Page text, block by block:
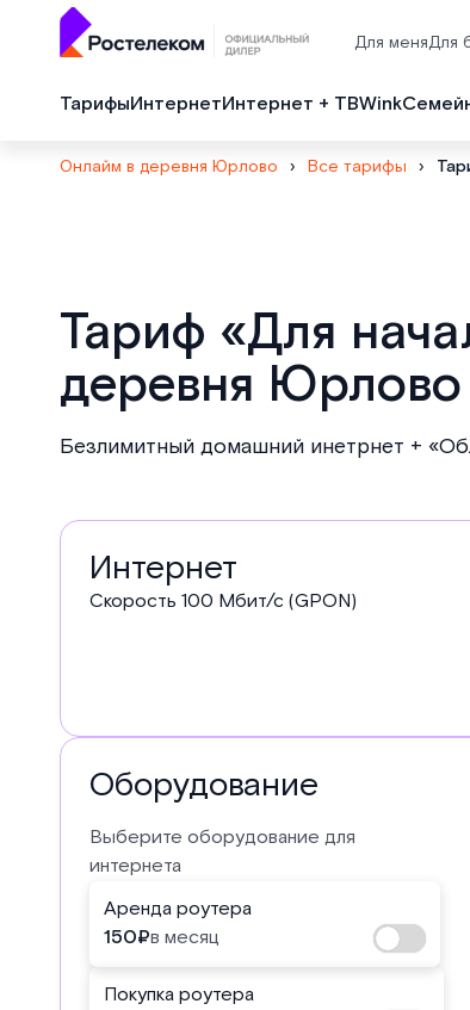
Для меняДля
ТарифыИнтернетИнтернет + ТВWink
Онлайм в деревня Юрлово › Все тарифы ›
Тариф «Для
деревня Юрлово
Безлимитный домашний инетрнет +
Услуги
Интернет
Скорость 100 Мбит/с (GPON)
Оборудование
Выберите оборудование для
интернета
Аренда роутера
150₽в месяц
Покупка роутера